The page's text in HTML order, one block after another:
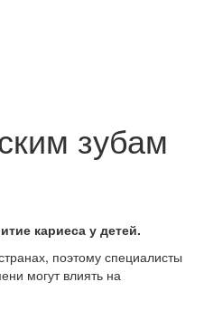
зубам
кариеса у детей.
поэтому специалисты
могут влиять на